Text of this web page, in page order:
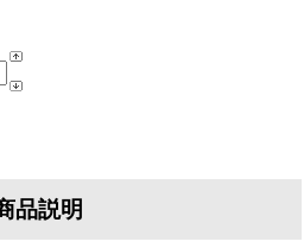
品説明